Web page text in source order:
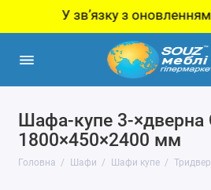
У звʼязку з оновленням
Шафа-купе 3-×дверна
1800×450×2400 мм
Головна Шафи Шафи купе